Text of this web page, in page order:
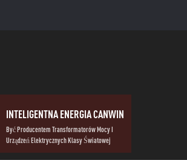
INTELIGENTNA ENERGIA CANWIN
Być Producentem Transformatorów Mocy I
Urządzeń Elektrycznych Klasy Światowej